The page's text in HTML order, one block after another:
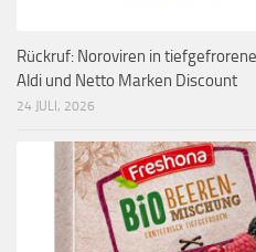
Rückruf: Noroviren in
Aldi und Netto Marken Discount
24 JULI, 2026